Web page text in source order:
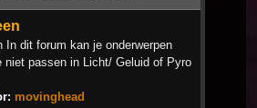
In dit forum kan je onderwerpen
niet passen in Licht/ Geluid of Pyro
movinghead